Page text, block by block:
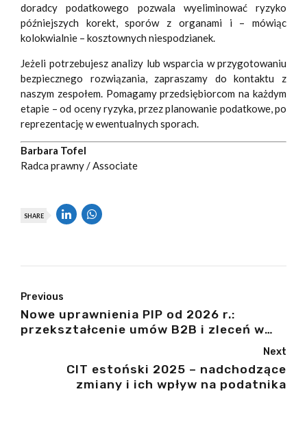
doradcy podatkowego pozwala wyeliminować ryzyko
późniejszych korekt, sporów z organami i – mówiąc
kolokwialnie – kosztownych niespodzianek.
Jeżeli potrzebujesz analizy lub wsparcia w przygotowaniu
bezpiecznego rozwiązania, zapraszamy do kontaktu z
naszym zespołem. Pomagamy przedsiębiorcom na każdym
etapie – od oceny ryzyka, przez planowanie podatkowe, po
reprezentację w ewentualnych sporach.
Barbara Tofel
Radca prawny / Associate
SHARE
Previous
Nowe uprawnienia PIP od 2026 r.:
przekształcenie umów B2B i zleceń w
Next
CIT estoński 2025 – nadchodzące
zmiany i ich wpływ na podatnika